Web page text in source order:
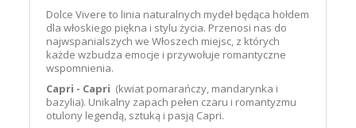
Dolce Vivere to linia naturalnych mydeł będąca hołdem
dla włoskiego piękna i stylu życia. Przenosi nas do
najwspanialszych we Włoszech miejsc, z których
każde wzbudza emocje i przywołuje romantyczne
wspomnienia.
Capri - Capri (kwiat pomarańczy, mandarynka i
bazylia). Unikalny zapach pełen czaru i romantyzmu
otulony legendą, sztuką i pasją Capri.